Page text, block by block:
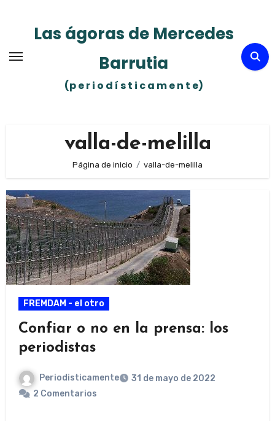
contenidoLas ágoras de Mercedes
Barrutia
(p e r i o d í s t i c a m e n t e)
valla-de-melilla
Página de inicio valla-de-melilla
FREMDAM - el otro
Confiar o no en la prensa: los
periodistas
Periodisticamente
31 de mayo de 2022
2 Comentarios